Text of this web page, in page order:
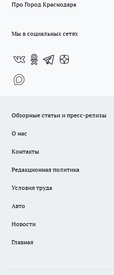
Про Город Краснодара
Мы в социальных сетях
Обзорные статьи и пресс-релизы
О нас
Контакты
Редакционная политика
Условия труда
Авто
Новости
Главная